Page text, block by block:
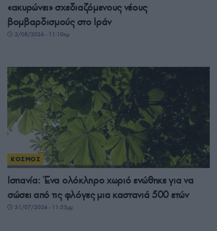
«ακυρώνει» σχεδιαζόμενους νέους
βομβαρδισμούς στο Ιράν
2/08/2026 - 11:10πμ
ΚΟΣΜΟΣ
Ισπανία: Ένα ολόκληρο χωριό ενώθηκε για να
σώσει από τις φλόγες μια καστανιά 500 ετών
31/07/2026 - 11:53μμ